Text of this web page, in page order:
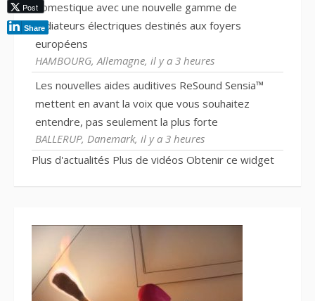
domestique avec une nouvelle gamme de
radiateurs électriques destinés aux foyers
européens
HAMBOURG, Allemagne, il y a 3 heures
Les nouvelles aides auditives ReSound Sensia™
mettent en avant la voix que vous souhaitez
entendre, pas seulement la plus forte
BALLERUP, Danemark, il y a 3 heures
Plus d'actualités Plus de vidéos Obtenir ce widget
Post
Share